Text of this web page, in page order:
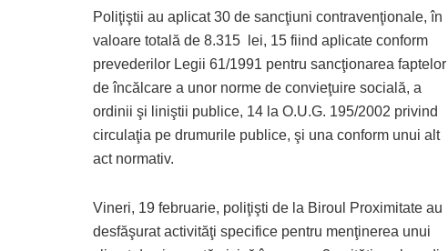
Poliţiştii au aplicat 30 de sancţiuni contravenţionale, în
valoare totală de 8.315 lei, 15 fiind aplicate conform
prevederilor Legii 61/1991 pentru sancţionarea faptelor
de încălcare a unor norme de convieţuire socială, a
ordinii şi liniştii publice, 14 la O.U.G. 195/2002 privind
circulaţia pe drumurile publice, şi una conform unui alt
act normativ.
Vineri, 19 februarie, poliţişti de la Biroul Proximitate au
desfăşurat activităţi specifice pentru menţinerea unui